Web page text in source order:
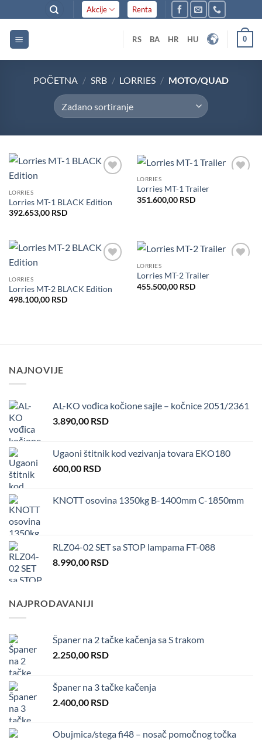
to
content
Akcije Renta
RS BA HR HU 0
POČETNA / SRB / LORRIES / MOTO/QUAD
LORRIES
Lorries MT-1 BLACK Edition
392.653,00 RSD
LORRIES
Lorries MT-1 Trailer
351.600,00 RSD
LORRIES
Lorries MT-2 BLACK Edition
498.100,00 RSD
LORRIES
Lorries MT-2 Trailer
455.500,00 RSD
NAJNOVIJE
AL-KO vođica kočione sajle – kočnice 2051/2361
3.890,00 RSD
Ugaoni štitnik kod vezivanja tovara EKO180
600,00 RSD
KNOTT osovina 1350kg B-1400mm C-1850mm
RLZ04-02 SET sa STOP lampama FT-088
8.990,00 RSD
NAJPRODAVANIJI
Španer na 2 tačke kačenja sa S trakom
2.250,00 RSD
Španer na 3 tačke kačenja
2.400,00 RSD
Obujmica/stega fi48 – nosač pomočnog točka